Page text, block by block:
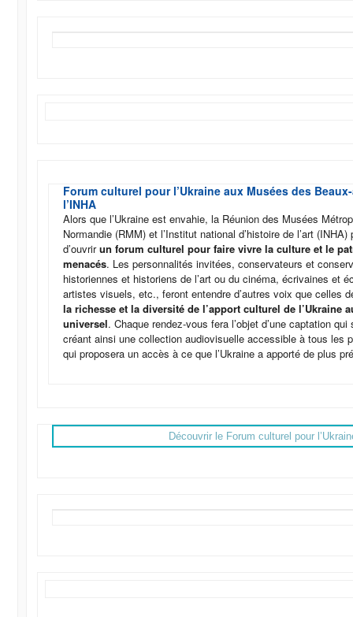
Forum culturel pour l’Ukraine aux Musées des
l’INHA
Alors que l’Ukraine est envahie, la Réunion des Musées
Normandie (RMM) et l’Institut national d’histoire de l’art (INHA)
d’ouvrirun forum culturel pour faire vivre la culture et le
menacés. Les personnalités invitées, conservateurs et
historiennes et historiens de l’art ou du cinéma, écrivaines et
artistes visuels, etc., feront entendre d’autres voix que celles
la richesse et la diversité de l’apport culturel de l’Ukraine
universel. Chaque rendez-vous fera l’objet d’une captation
créant ainsi une collection audiovisuelle accessible à tous les
qui proposera un accès à ce que l’Ukraine a apporté de plus
Découvrir le Forum culturel pour